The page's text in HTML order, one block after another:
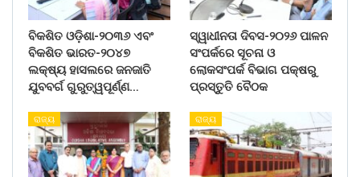
ବିକଶିତ ଓଡ଼ିଶା-୨୦୩୬ ଏବଂ
ବିକଶିତ ଭାରତ-୨୦୪୭
ଲକ୍ଷ୍ୟ ହାସଲରେ ଜନଜାତି
ଯୁବବର୍ଗ ଗୁରୁତ୍ୱପୂର୍ଣ୍ଣ…
ସ୍ୱାଧୀନତା ଦିବସ-୨୦୨୬ ପାଳନ
ସଂପର୍କରେ ସୂଚନା ଓ
ଲୋକସଂପର୍କ ବିଭାଗ ପକ୍ଷରୁ
ପ୍ରସ୍ତୁତି ବୈଠକ
ରାଜ୍ୟ ରାଜ୍ୟ